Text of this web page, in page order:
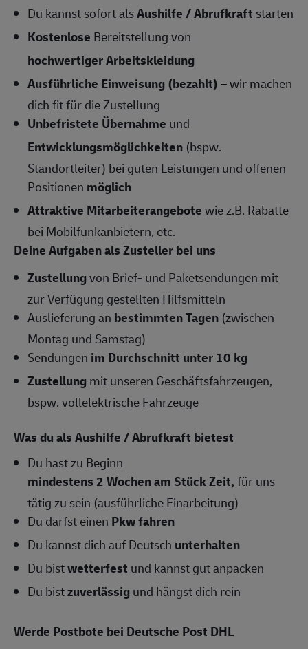
Du kannst sofort alsAushilfe / Abrufkraft starten
Kostenlose Bereitstellung von
hochwertiger Arbeitskleidung
Ausführliche Einweisung (bezahlt)– wir machen
dich fit für die Zustellung
Unbefristete Übernahme und
Entwicklungsmöglichkeiten (bspw.
Standortleiter) bei guten Leistungen und offenen
Positionen möglich
Attraktive Mitarbeiterangebotewie z.B. Rabatte
bei Mobilfunkanbietern, etc.
Deine Aufgaben als Zusteller bei uns
Zustellungvon Brief- und Paketsendungen mit
zur Verfügung gestellten Hilfsmitteln
Auslieferung an bestimmten Tagen (zwischen
Montag und Samstag)
Sendungen im Durchschnitt unter 10 kg
Zustellungmit unseren Geschäftsfahrzeugen,
bspw. vollelektrische Fahrzeuge
Was du als Aushilfe / Abrufkraft bietest
Du hast zu Beginn
mindestens 2 Wochen am Stück Zeit,für uns
tätig zu sein (ausführliche Einarbeitung)
Du darfst einen Pkw fahren
Du kannst dich auf Deutsch unterhalten
Du bistwetterfest und kannst gut anpacken
Du bistzuverlässigund hängst dich rein
Werde Postbote bei Deutsche Post DHL